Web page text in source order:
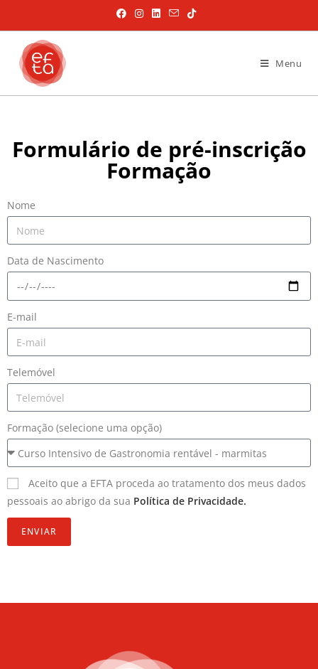
Menu
Formulário de pré-inscrição
Formação
Nome
Data de Nascimento
E-mail
Telemóvel
Formação (selecione uma opção)
Aceito que a EFTA proceda ao tratamento dos meus dados
pessoais ao abrigo da sua Política de Privacidade.
ENVIAR